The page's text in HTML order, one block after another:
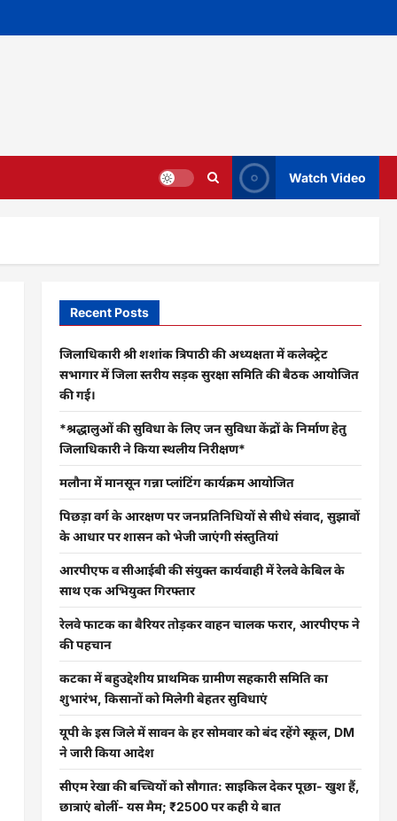
Watch Video
Recent Posts
जिलाधिकारी श्री शशांक त्रिपाठी की अध्यक्षता में कलेक्ट्रेट
सभागार में जिला स्तरीय सड़क सुरक्षा समिति की बैठक आयोजित
की गई।
*श्रद्धालुओं की सुविधा के लिए जन सुविधा केंद्रों के निर्माण हेतु
जिलाधिकारी ने किया स्थलीय निरीक्षण*
मलौना में मानसून गन्ना प्लांटिंग कार्यक्रम आयोजित
पिछड़ा वर्ग के आरक्षण पर जनप्रतिनिधियों से सीधे संवाद, सुझावों
के आधार पर शासन को भेजी जाएंगी संस्तुतियां
आरपीएफ व सीआईबी की संयुक्त कार्यवाही में रेलवे केबिल के
साथ एक अभियुक्त गिरफ्तार
रेलवे फाटक का बैरियर तोड़कर वाहन चालक फरार, आरपीएफ ने
की पहचान
कटका में बहुउद्देशीय प्राथमिक ग्रामीण सहकारी समिति का
शुभारंभ, किसानों को मिलेगी बेहतर सुविधाएं
यूपी के इस जिले में सावन के हर सोमवार को बंद रहेंगे स्कूल, DM
ने जारी किया आदेश
सीएम रेखा की बच्चियों को सौगात: साइकिल देकर पूछा- खुश हैं,
छात्राएं बोलीं- यस मैम; ₹2500 पर कही ये बात